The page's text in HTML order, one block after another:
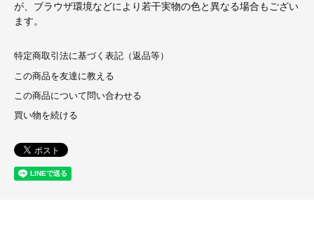
が、ブラウザ環境などにより若干実物の色と異なる場合もござい
ます。
特定商取引法に基づく表記（返品等）
この商品を友達に教える
この商品について問い合わせる
買い物を続ける